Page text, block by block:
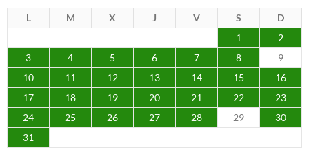
L M X J V S
D
1
2
3
4 5 6 7 8
9
10
11 12 13 14 15
16
17
18 19 20 21 22
23
24
25 26 27 28 29
30
31